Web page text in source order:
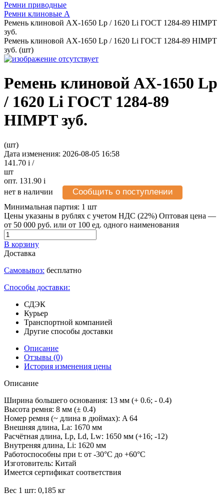
Ремни приводные
Ремни клиновые А
Ремень клиновой АХ-1650 Lp / 1620 Li ГОСТ 1284-89 HIMPT
зуб.
Ремень клиновой АХ-1650 Lp / 1620 Li ГОСТ 1284-89 HIMPT
зуб. (шт)
Ремень клиновой АХ-1650 Lp
/ 1620 Li ГОСТ 1284-89
HIMPT зуб.
(шт)
Дата изменения: 2026-08-05 16:58
141.70 i /
шт
опт. 131.90 i
нет в наличии
Сообщить о поступлении
Минимальная партия: 1 шт
Цены указаны в рублях с учетом НДС (22%) Оптовая цена —
от 50 000 руб. или от 100 ед. одного наименования
В корзину
Доставка
Самовывоз: бесплатно
Способы доставки:
СДЭК
Курьер
Транспортной компанией
Другие способы доставки
Описание
Отзывы (0)
История изменения цены
Описание
Ширина большего основания: 13 мм (+ 0.6; - 0.4)
Высота ремня: 8 мм (± 0.4)
Номер ремня (~ длина в дюймах): A 64
Внешняя длина, La: 1670 мм
Расчётная длина, Lp, Ld, Lw: 1650 мм (+16; -12)
Внутреняя длина, Li: 1620 мм
Работоспособны при t: от -30°C до +60°C
Изготовитель: Китай
Имеется сертификат соответствия
Вес 1 шт: 0,185 кг